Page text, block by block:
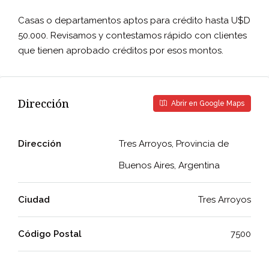
Casas o departamentos aptos para crédito hasta U$D
50.000. Revisamos y contestamos rápido con clientes
que tienen aprobado créditos por esos montos.
Dirección Abrir en Google Maps
Dirección
Tres Arroyos, Provincia de
Buenos Aires, Argentina
Ciudad Tres Arroyos
Código Postal 7500